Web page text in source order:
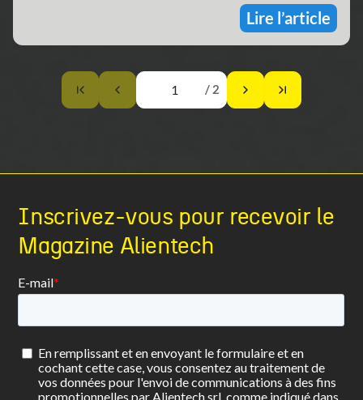
Lire l’article
/ 2
Inscrivez-vous pour recevoir le
Magazine Alientech